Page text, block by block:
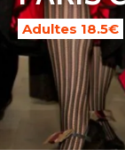
Adultes 18.5€